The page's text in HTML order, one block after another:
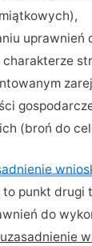
uprawnień
charakterze
(broń do
to punkt drugi
do